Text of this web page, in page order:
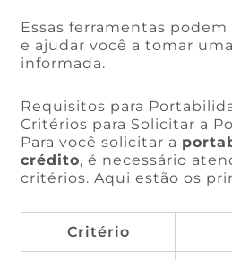
Essas ferramentas
e ajudar você a tomar
informada.
Requisitos para
Critérios para Solicitar a
Para você solicitar a
crédito, é necessário
critérios. Aqui estão os
Critério